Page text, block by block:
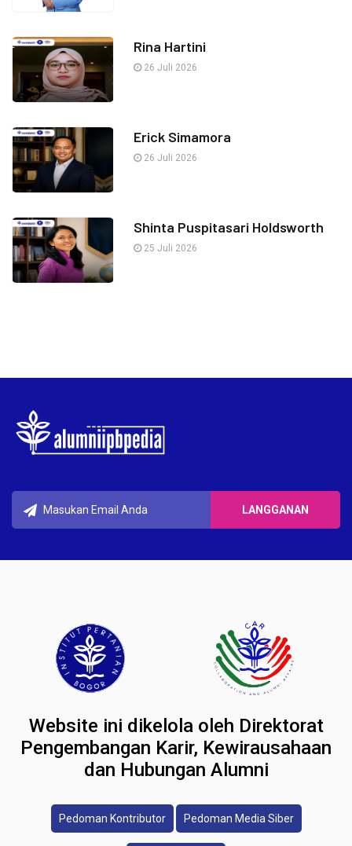
Rina Hartini
26 Juli 2026
Erick Simamora
26 Juli 2026
Shinta Puspitasari Holdsworth
25 Juli 2026
Website ini dikelola oleh Direktorat
Pengembangan Karir, Kewirausahaan
dan Hubungan Alumni
Pedoman Kontributor Pedoman Media Siber